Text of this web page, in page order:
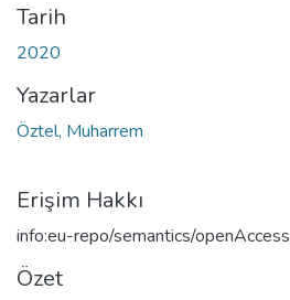
Tarih
2020
Yazarlar
Öztel, Muharrem
Erişim Hakkı
info:eu-repo/semantics/openAccess
Özet